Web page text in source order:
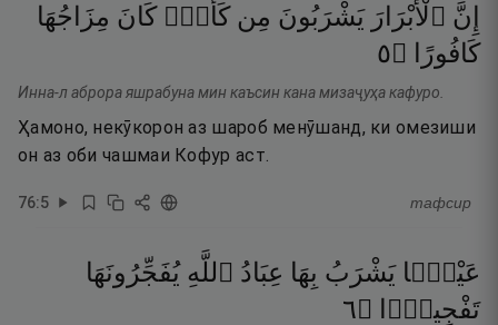
إِنَّ ٱلْأَبْرَارَ يَشْرَبُونَ مِن كَأْسٍۢ كَانَ مِزَاجُهَا
كَافُورًا
۝٥
Инна-л аброра яшрабуна мин каъсин кана мизаҷуҳа кафуро.
Ҳамоно, некӯкорон аз шароб менӯшанд, ки омезиши
он аз оби чашмаи Кофур аст.
76:5 тафсир
عَيْنًۭا يَشْرَبُ بِهَا عِبَادُ ٱللَّهِ يُفَجِّرُونَهَا
تَفْجِيرًۭا
۝٦